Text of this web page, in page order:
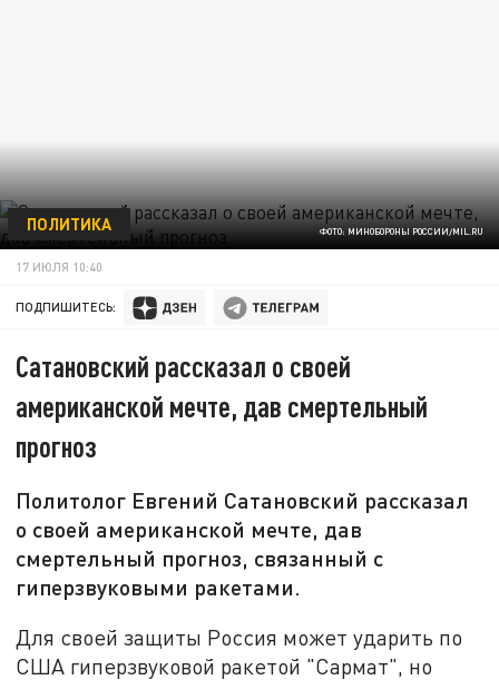
ФОТО: МИНОБОРОНЫ РОССИИ/MIL.RU
ПОЛИТИКА
17 ИЮЛЯ 10:40
ПОДПИШИТЕСЬ:
Сатановский рассказал о своей
американской мечте, дав смертельный
прогноз
Политолог Евгений Сатановский рассказал
о своей американской мечте, дав
смертельный прогноз, связанный с
гиперзвуковыми ракетами.
Для своей защиты Россия может ударить по
США гиперзвуковой ракетой "Сармат", но